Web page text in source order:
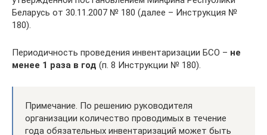
Беларусь от 30.11.2007 № 180 (далее – Инструкция №
180).
Периодичность проведения инвентаризации БСО – не
менее 1 раза в год (п. 8 Инструкции № 180).
Примечание. По решению руководителя
организации количество проводимых в течение
года обязательных инвентаризаций может быть